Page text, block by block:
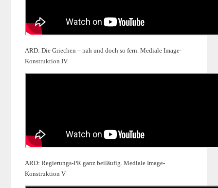
ARD: Die Griechen – nah und doch so fern. Mediale Image-
Konstruktion IV
ARD: Regierungs-PR ganz beiläufig. Mediale Image-
Konstruktion V